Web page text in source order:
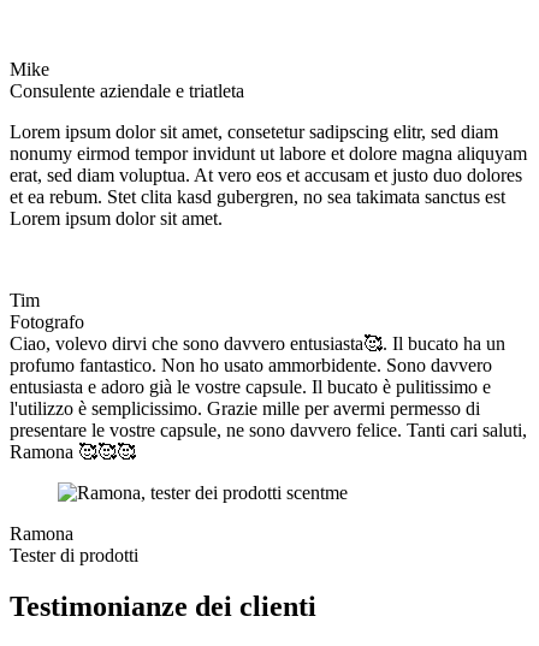
Mike
Consulente aziendale e triatleta
Lorem ipsum dolor sit amet, consetetur sadipscing elitr, sed diam
nonumy eirmod tempor invidunt ut labore et dolore magna aliquyam
erat, sed diam voluptua. At vero eos et accusam et justo duo dolores
et ea rebum. Stet clita kasd gubergren, no sea takimata sanctus est
Lorem ipsum dolor sit amet.
Tim
Fotografo
Ciao, volevo dirvi che sono davvero entusiasta🥰. Il bucato ha un
profumo fantastico. Non ho usato ammorbidente. Sono davvero
entusiasta e adoro già le vostre capsule. Il bucato è pulitissimo e
l'utilizzo è semplicissimo. Grazie mille per avermi permesso di
presentare le vostre capsule, ne sono davvero felice. Tanti cari saluti,
Ramona 🥰🥰🥰
Ramona
Tester di prodotti
Testimonianze dei clienti